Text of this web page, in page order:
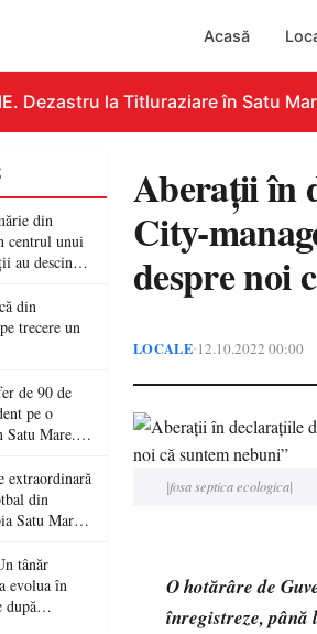
Acasă
Dezastru la Titluraziare în Satu
din
centrul unui
au descins
din
trecere un
de 90 de
pe o
Satu Mare. O
extraordinară
din
Satu Mare
tânăr
evolua în
după
Aberații în
City-
despre noi
LOCALE•12.10.2022 00:00
|fosa septica ecologica|
O hotărâre de
înregistreze,